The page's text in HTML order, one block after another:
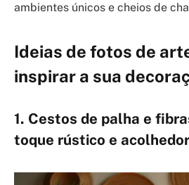
ambientes únicos e cheios de
Ideias de fotos de
inspirar a sua
1. Cestos de palha e
toque rústico e acolhedor